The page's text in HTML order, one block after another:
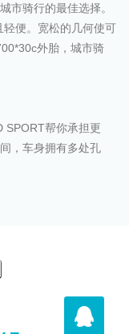
市骑行的最佳选择。
便。宽松的几何使可
外胎，城市骑
SPORT帮你承担更
，车身拥有多处孔